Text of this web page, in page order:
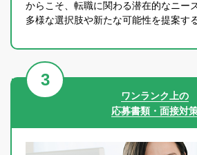
からこそ、転職に関わる潜在的なニー
多様な選択肢や新たな可能性を提案す
ワンランク上の
応募書類・面接対